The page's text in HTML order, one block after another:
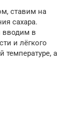
ставим на
сахара.
вводим в
и лёгкого
температуре, а